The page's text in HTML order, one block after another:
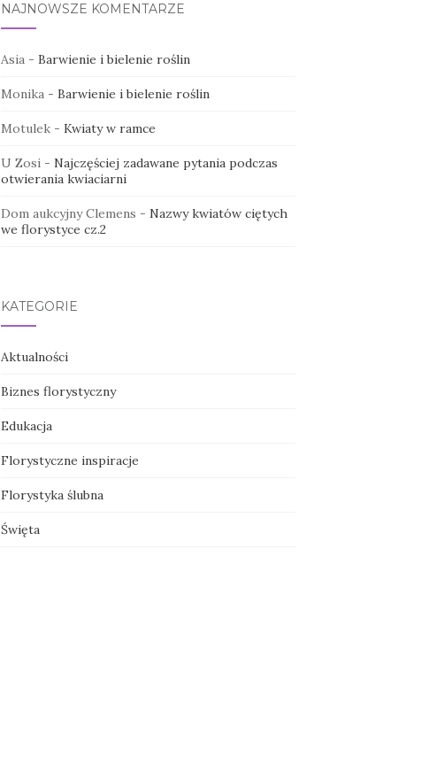
NAJNOWSZE KOMENTARZE
Asia- Barwienie i bielenie roślin
Monika- Barwienie i bielenie roślin
Motulek- Kwiaty w ramce
U Zosi- Najczęściej zadawane pytania podczas
otwierania kwiaciarni
Dom aukcyjny Clemens - Nazwy kwiatów ciętych
we florystyce cz.2
KATEGORIE
Aktualności
Biznes florystyczny
Edukacja
Florystyczne inspiracje
Florystyka ślubna
Święta